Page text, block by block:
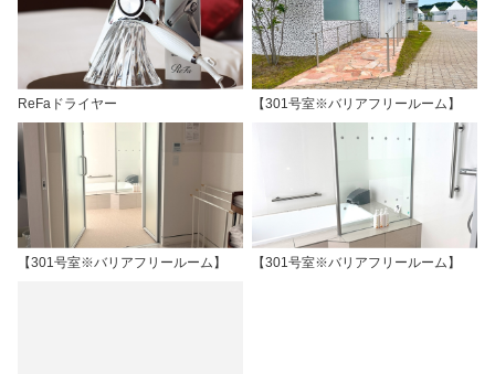
ReFaドライヤー 【301号室※バリアフリールーム】
【301号室※バリアフリールーム】 【301号室※バリアフリールーム】